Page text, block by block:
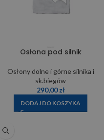
Osłona pod silnik
Osłony dolne i górne silnika i
sk.biegów
290,00zł
DODAJ DO KOSZYKA